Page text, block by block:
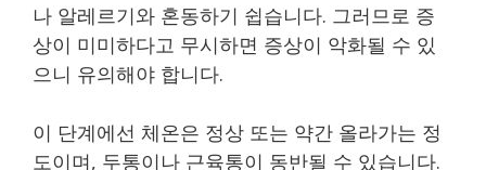
나 알레르기와 혼동하기 쉽습니다. 그러므로 증
상이 미미하다고 무시하면 증상이 악화될 수 있
으니 유의해야 합니다.
이 단계에선 체온은 정상 또는 약간 올라가는 정
도이며, 두통이나 근육통이 동반될 수 있습니다.